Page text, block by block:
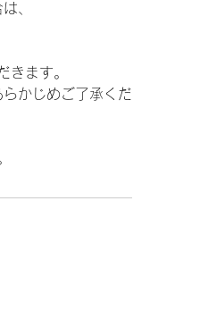
、
きます。
かじめご了承くだ